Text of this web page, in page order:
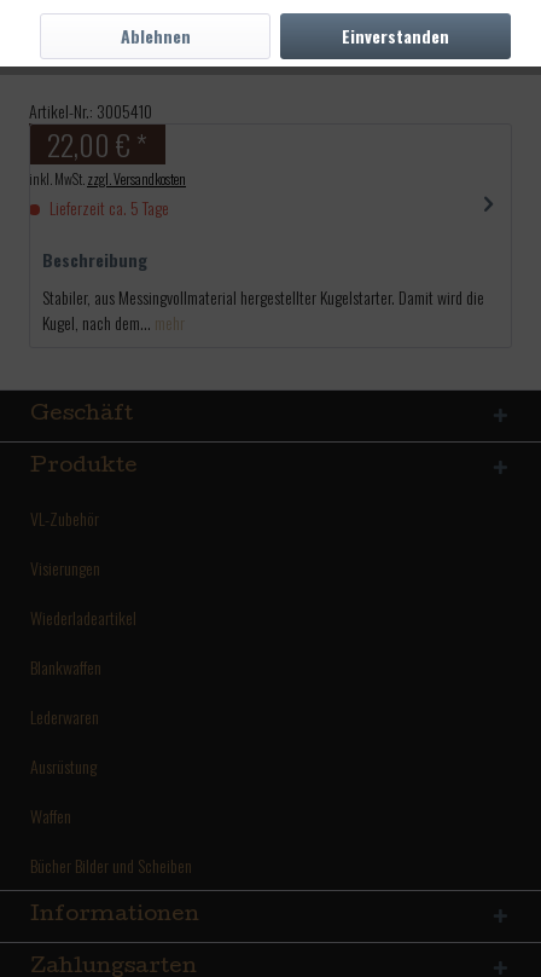
Kugelstarter 10cm Kal.54
10cmx10mm
Artikel-Nr.: 3005410
22,00 € *
inkl. MwSt. zzgl. Versandkosten
Lieferzeit ca. 5 Tage
Beschreibung
Stabiler, aus Messingvollmaterial hergestellter Kugelstarter. Damit wird die
Kugel, nach dem... mehr
Geschäft
Produkte
VL-Zubehör
Visierungen
Wiederladeartikel
Blankwaffen
Lederwaren
Ausrüstung
Waffen
Bücher Bilder und Scheiben
Informationen
Zahlungsarten
Einverstanden
Ablehnen